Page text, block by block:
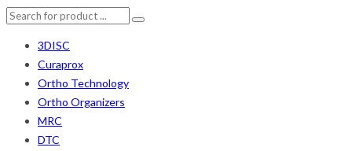
3DISC
Curaprox
Ortho Technology
Ortho Organizers
MRC
DTC